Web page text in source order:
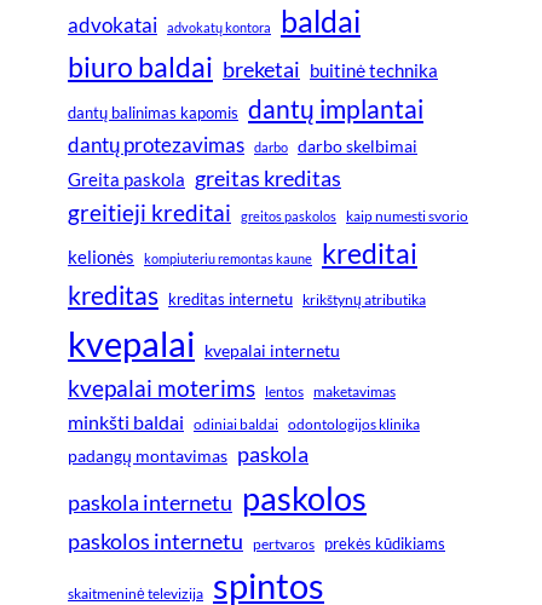
advokatai advokatų kontora baldai
biuro baldai breketai buitinė technika
dantų balinimas kapomis dantų implantai
dantų protezavimas darbo darbo skelbimai
Greita paskola greitas kreditas
greitieji kreditai greitos paskolos kaip numesti svorio
kelionės kompiuteriu remontas kaune kreditai
kreditas kreditas internetu krikštynų atributika
kvepalai kvepalai internetu
kvepalai moterims lentos maketavimas
minkšti baldai odiniai baldai odontologijos klinika
padangų montavimas paskola
paskola internetu paskolos
paskolos internetu pertvaros prekės kūdikiams
skaitmeninė televizija spintos